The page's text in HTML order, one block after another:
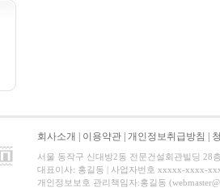
회사소개 이용약관 개인정보취급방침
서울 동작구 신대방2동 전문건설회관빌딩 28
대표이사: 홍길동 | 사업자번호 xxxxx-xxxx-
개인정보보호 관리책임자:홍길동